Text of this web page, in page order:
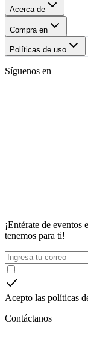
Acerca de
Compra en
Políticas de uso
Síguenos en
¡Entérate de eventos
tenemos para ti!
Acepto las políticas
Contáctanos